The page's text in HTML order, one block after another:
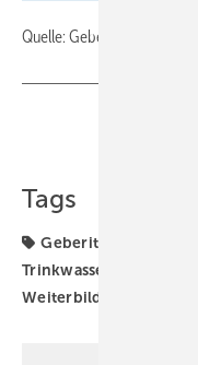
Quelle: Geberit / fl
Tags
Geberit
Trinkwasser-Installation
Weiterbildung